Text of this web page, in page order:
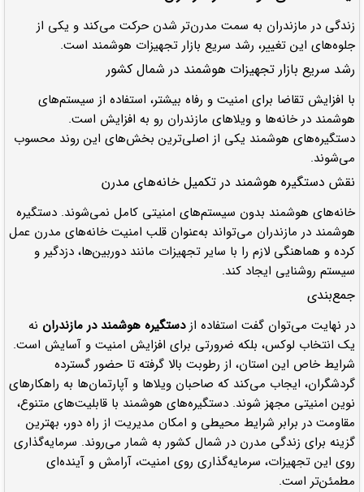
زندگی در مازندران به سمت مدرن‌تر شدن حرکت می‌کند و یکی از
جلوه‌های این تغییر، رشد سریع بازار تجهیزات هوشمند است.
رشد سریع بازار تجهیزات هوشمند در شمال کشور
با افزایش تقاضا برای امنیت و رفاه بیشتر، استفاده از سیستم‌های
هوشمند در خانه‌ها و ویلاهای مازندران رو به افزایش است.
دستگیره‌های هوشمند یکی از اصلی‌ترین بخش‌های این روند محسوب
می‌شوند.
نقش دستگیره هوشمند در تکمیل خانه‌های مدرن
خانه‌های هوشمند بدون سیستم‌های امنیتی کامل نمی‌شوند. دستگیره
هوشمند در مازندران می‌تواند به‌عنوان قلب امنیت خانه‌های مدرن عمل
کرده و هماهنگی لازم را با سایر تجهیزات مانند دوربین‌ها، دزدگیر و
سیستم روشنایی ایجاد کند.
جمع‌بندی
در نهایت می‌توان گفت استفاده ازدستگیره هوشمند در مازندران نه
یک انتخاب لوکس، بلکه ضرورتی برای افزایش امنیت و آسایش است.
شرایط خاص این استان، از رطوبت بالا گرفته تا حضور گسترده
گردشگران، ایجاب می‌کند که صاحبان ویلاها و آپارتمان‌ها به راهکارهای
نوین امنیتی مجهز شوند. دستگیره‌های هوشمند با قابلیت‌های متنوع،
مقاومت در برابر شرایط محیطی و امکان مدیریت از راه دور، بهترین
گزینه برای زندگی مدرن در شمال کشور به شمار می‌روند. سرمایه‌گذاری
روی این تجهیزات، سرمایه‌گذاری روی امنیت، آرامش و آینده‌ای
مطمئن‌تر است.